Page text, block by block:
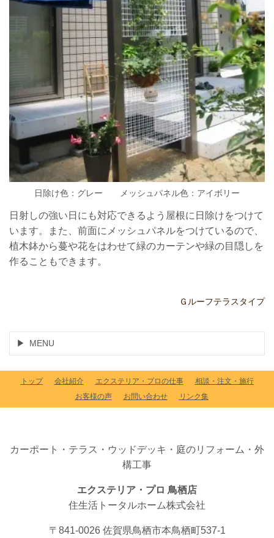
日除け色：グレー メッシュパネル色：アイボリー
日射しの強い日にも対応できるよう屋根に日除けをつけて
います。また、前面にメッシュパネルをつけているので、
植木鉢から蔓や花をはわせて緑のカーテンや緑の目隠しを
作ることもできます。
Ｇルーフテラスタイプ
MENU
トップ 会社紹介 エクステリア・プロの仕事
相談・注文・施行
お客様の声
お問い合わせ リンク集
カーポート・テラス・ウッドデッキ・庭のリフォーム・外
構工事
エクステリア・プロ 鳥栖店
住生活トータルホーム株式会社
〒841-0026 佐賀県鳥栖市本鳥栖町537-1